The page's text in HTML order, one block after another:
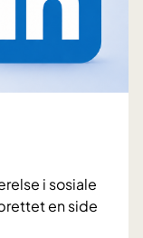
i sosiale
en side